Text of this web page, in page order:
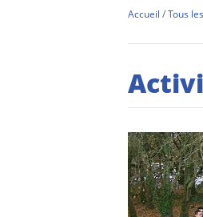
Accueil Tous